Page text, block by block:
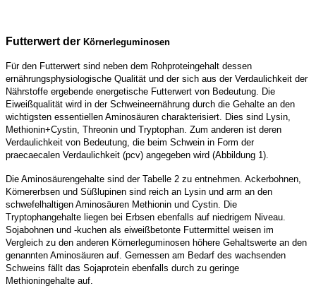
Futterwert der Körnerleguminosen
Für den Futterwert sind neben dem Rohproteingehalt dessen
ernährungsphysiologische Qualität und der sich aus der Verdaulichkeit der
Nährstoffe ergebende energetische Futterwert von Bedeutung. Die
Eiweißqualität wird in der Schweineernährung durch die Gehalte an den
wichtigsten essentiellen Aminosäuren charakterisiert. Dies sind Lysin,
Methionin+Cystin, Threonin und Tryptophan. Zum anderen ist deren
Verdaulichkeit von Bedeutung, die beim Schwein in Form der
praecaecalen Verdaulichkeit (pcv) angegeben wird (Abbildung 1).
Die Aminosäurengehalte sind der Tabelle 2 zu entnehmen. Ackerbohnen,
Körnererbsen und Süßlupinen sind reich an Lysin und arm an den
schwefelhaltigen Aminosäuren Methionin und Cystin. Die
Tryptophangehalte liegen bei Erbsen ebenfalls auf niedrigem Niveau.
Sojabohnen und -kuchen als eiweißbetonte Futtermittel weisen im
Vergleich zu den anderen Körnerleguminosen höhere Gehaltswerte an den
genannten Aminosäuren auf. Gemessen am Bedarf des wachsenden
Schweins fällt das Sojaprotein ebenfalls durch zu geringe
Methioningehalte auf.